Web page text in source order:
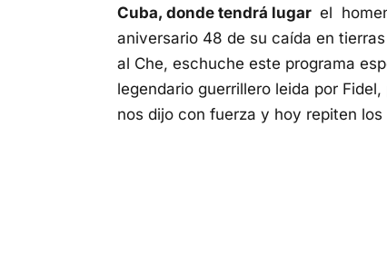
Cuba, donde tendrá lugar el
aniversario 48 de su caída en
al Che, eschuche este programa
legendario guerrillero leida por
nos dijo con fuerza y hoy repiten los